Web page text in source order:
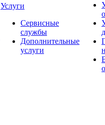
Услуги
Сервисные
службы
Дополнительные
услуги